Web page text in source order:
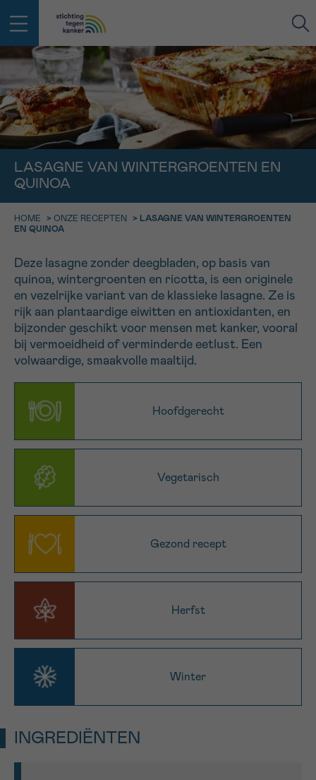
LASAGNE VAN WINTERGROENTEN EN
QUINOA
HOME > ONZE RECEPTEN > LASAGNE VAN WINTERGROENTEN
EN QUINOA
Deze lasagne zonder deegbladen, op basis van
quinoa, wintergroenten en ricotta, is een originele
en vezelrijke variant van de klassieke lasagne. Ze is
rijk aan plantaardige eiwitten en antioxidanten, en
bijzonder geschikt voor mensen met kanker, vooral
bij vermoeidheid of verminderde eetlust. Een
volwaardige, smaakvolle maaltijd.
Hoofdgerecht
Vegetarisch
Gezond recept
Herfst
Winter
INGREDIËNTEN
EMAIL
NAAM
IN DE STRIJD TEGEN KANKER STA
JE NIET ALLEEN
Professionele medewerkers beantwoorden je vragen
Contacteer ons gratis
Bel ons op 0800 15 802
ma-vrij 9u tot 18u
Ik wil graag opgebeld worden
Meer weten over Kankerinfo
geen enkele diagnose
TERUG
NAAM
VOORNAAM
Ik aanvaard de
gebruiksvoorwaarden
*VERPLICHT VELD
Sturen
TERUG
Afspraak
KIES DE TIJDSSPANNE VAN JE AFSPRAAK
11h-13h
13h-16h
16h-18h